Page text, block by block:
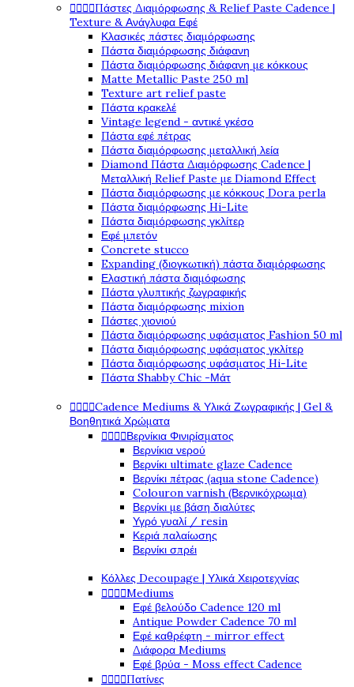
   Πάστες Διαμόρφωσης & Relief Paste Cadence |
Texture & Ανάγλυφα Εφέ
Κλασικές πάστες διαμόρφωσης
Πάστα διαμόρφωσης διάφανη
Πάστα διαμόρφωσης διάφανη με κόκκους
Matte Metallic Paste 250 ml
Texture art relief paste
Πάστα κρακελέ
Vintage legend - αντικέ γκέσο
Πάστα εφέ πέτρας
Πάστα διαμόρφωσης μεταλλική λεία
Diamond Πάστα Διαμόρφωσης Cadence |
Μεταλλική Relief Paste με Diamond Effect
Πάστα διαμόρφωσης με κόκκους Dora perla
Πάστα διαμόρφωσης Hi-Lite
Πάστα διαμόρφωσης γκλίτερ
Εφέ μπετόν
Concrete stucco
Expanding (διογκωτική) πάστα διαμόρφωσης
Ελαστική πάστα διαμόφωσης
Πάστα γλυπτικής ζωγραφικής
Πάστα διαμόρφωσης mixion
Πάστες χιονιού
Πάστα διαμόρφωσης υφάσματος Fashion 50 ml
Πάστα διαμόρφωσης υφάσματος γκλίτερ
Πάστα διαμόρφωσης υφάσματος Hi-Lite
Πάστα Shabby Chic -Μάτ
   Cadence Mediums & Υλικά Ζωγραφικής | Gel &
Βοηθητικά Χρώματα
   Βερνίκια Φινιρίσματος
Βερνίκια νερού
Βερνίκι ultimate glaze Cadence
Βερνίκι πέτρας (aqua stone Cadence)
Colouron varnish (Βερνικόχρωμα)
Βερνίκι με βάση διαλύτες
Υγρό γυαλί / resin
Κεριά παλαίωσης
Βερνίκι σπρέι
Κόλλες Decoupage | Υλικά Χειροτεχνίας
   Mediums
Εφέ βελούδο Cadence 120 ml
Antique Powder Cadence 70 ml
Εφέ καθρέφτη - mirror effect
Διάφορα Mediums
Εφέ βρύα - Moss effect Cadence
   Πατίνες